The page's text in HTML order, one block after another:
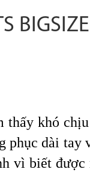
BIGSIZE
thấy khó
phục dài tay
vì biết được